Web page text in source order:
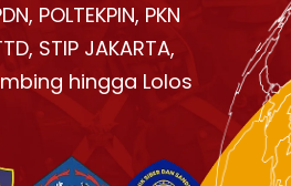
POLTEKPIN, PKN
STIP JAKARTA,
hingga Lolos